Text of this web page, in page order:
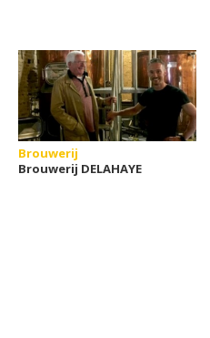
Brouwerij
Brouwerij DELAHAYE